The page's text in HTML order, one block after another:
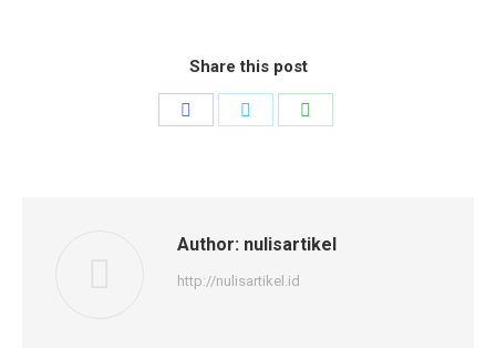
Share this post
Author: nulisartikel
http://nulisartikel.id